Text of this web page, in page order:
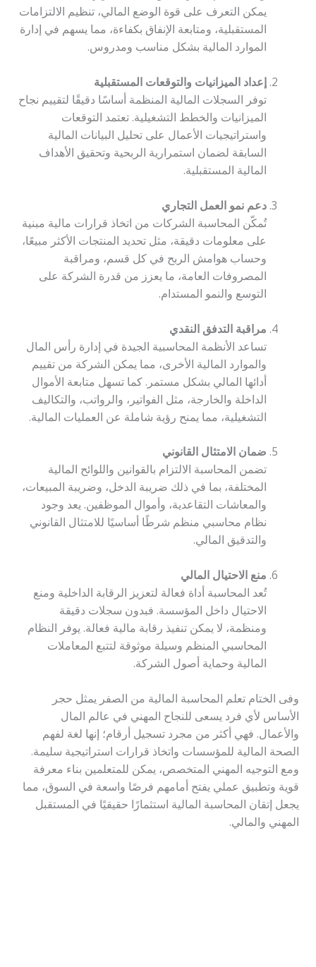
يمكن التعرف على قوة الوضع المالي، تنظيم الالتزامات
المستقبلية، ومتابعة الإنفاق بكفاءة، مما يسهم في إدارة
الموارد المالية بشكل مناسب ومدروس.
إعداد الميزانيات والتوقعات المستقبلية
توفر السجلات المالية المنظمة أساسًا دقيقًا لتقييم نجاح
الميزانيات والخطط التشغيلية. تعتمد التوقعات
واستراتيجيات الأعمال على تحليل البيانات المالية
السابقة لضمان استمرارية الربحية وتحقيق الأهداف
المالية المستقبلية.
دعم نمو العمل التجاري
تُمكّن المحاسبة الشركات من اتخاذ قرارات مالية مبنية
على معلومات دقيقة، مثل تحديد المنتجات الأكثر مبيعًا،
وحساب هوامش الربح في كل قسم، ومراقبة
المصروفات العامة، ما يعزز من قدرة الشركة على
التوسع والنمو المستدام.
مراقبة التدفق النقدي
تساعد الأنظمة المحاسبية الجيدة في إدارة رأس المال
والموارد المالية الأخرى، مما يمكن الشركة من تقييم
أدائها المالي بشكل مستمر. كما تسهل متابعة الأموال
الداخلة والخارجة، مثل الفواتير، والرواتب، والتكاليف
التشغيلية، مما يمنح رؤية شاملة عن العمليات المالية.
ضمان الامتثال القانوني
تضمن المحاسبة الالتزام بالقوانين واللوائح المالية
المختلفة، بما في ذلك ضريبة الدخل، وضريبة المبيعات،
والمعاشات التقاعدية، وأموال الموظفين. يعد وجود
نظام محاسبي منظم شرطًا أساسيًا للامتثال القانوني
والتدقيق المالي.
منع الاحتيال المالي
تُعد المحاسبة أداة فعالة لتعزيز الرقابة الداخلية ومنع
الاحتيال داخل المؤسسة. فبدون سجلات دقيقة
ومنظمة، لا يمكن تنفيذ رقابة مالية فعالة. يوفر النظام
المحاسبي المنظم وسيلة موثوقة لتتبع المعاملات
المالية وحماية أصول الشركة.
وفى الختام تعلم المحاسبة المالية من الصفر يمثل حجر
الأساس لأي فرد يسعى للنجاح المهني في عالم المال
والأعمال. فهي أكثر من مجرد تسجيل أرقام؛ إنها لغة لفهم
الصحة المالية للمؤسسات واتخاذ قرارات استراتيجية سليمة.
ومع التوجيه المهني المتخصص، يمكن للمتعلمين بناء معرفة
قوية وتطبيق عملي يفتح أمامهم فرصًا واسعة في السوق، مما
يجعل إتقان المحاسبة المالية استثمارًا حقيقيًا في المستقبل
المهني والمالي.